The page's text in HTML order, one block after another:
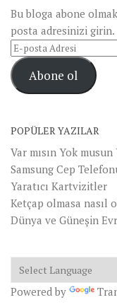
Bu bloga abone
posta adresinizi girin.
E-
posta
AdresiAbone ol
POPÜLER YAZILAR
Var mısın Yok musun
Samsung Cep
Yaratıcı Kartvizitler
Ketçap olmasa nasıl
Dünya ve Güneşin
Powered by